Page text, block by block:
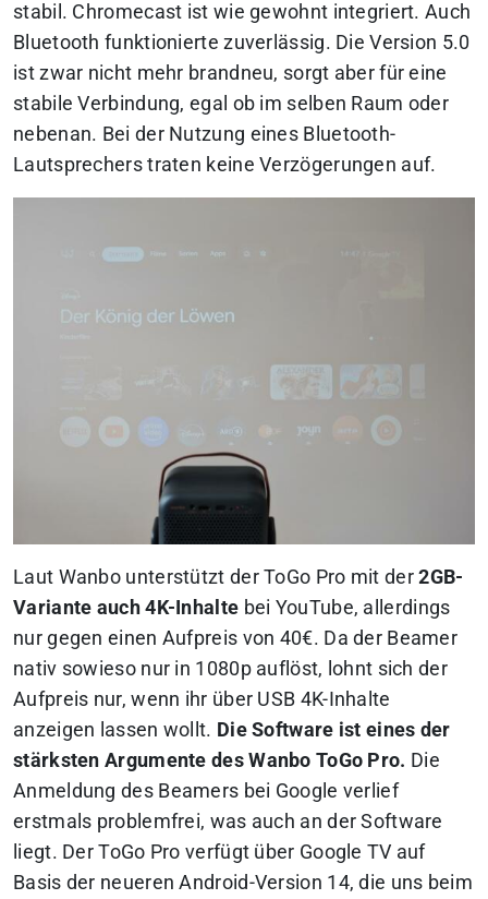
stabil. Chromecast ist wie gewohnt integriert. Auch
Bluetooth funktionierte zuverlässig. Die Version 5.0
ist zwar nicht mehr brandneu, sorgt aber für eine
stabile Verbindung, egal ob im selben Raum oder
nebenan. Bei der Nutzung eines Bluetooth-
Lautsprechers traten keine Verzögerungen auf.
Laut Wanbo unterstützt der ToGo Pro mit der2GB-
Variante auch 4K-Inhalte bei YouTube, allerdings
nur gegen einen Aufpreis von 40€. Da der Beamer
nativ sowieso nur in 1080p auflöst, lohnt sich der
Aufpreis nur, wenn ihr über USB 4K-Inhalte
anzeigen lassen wollt. Die Software ist eines der
stärksten Argumente des Wanbo ToGo Pro. Die
Anmeldung des Beamers bei Google verlief
erstmals problemfrei, was auch an der Software
liegt. Der ToGo Pro verfügt über Google TV auf
Basis der neueren Android-Version 14, die uns beim